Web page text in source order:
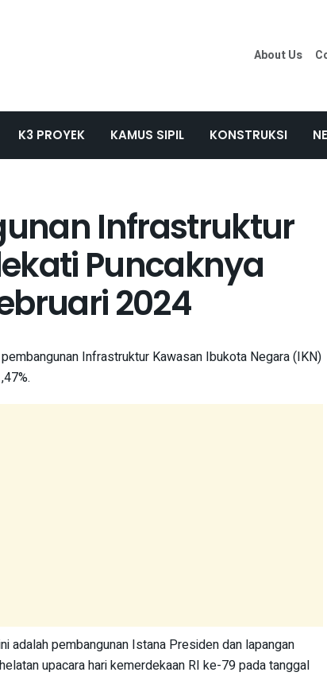
About Us
K3 PROYEK KAMUS SIPIL KONSTRUKSI
Infrastruktur
Puncaknya
2024
Infrastruktur Kawasan Ibukota Negara (IKN)
adalah pembangunan Istana Presiden dan lapangan
upacara hari kemerdekaan RI ke-79 pada tanggal